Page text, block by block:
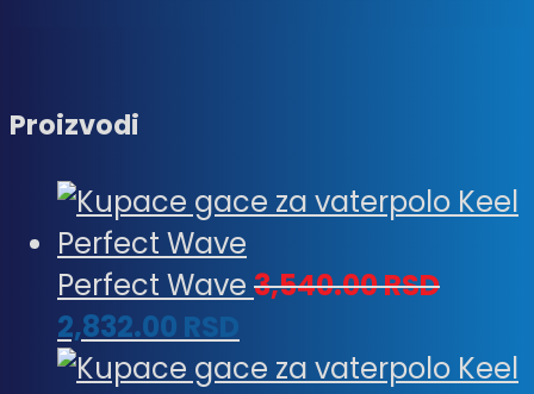
Proizvodi
Perfect Wave 3,540.00RSD
2,832.00 RSD